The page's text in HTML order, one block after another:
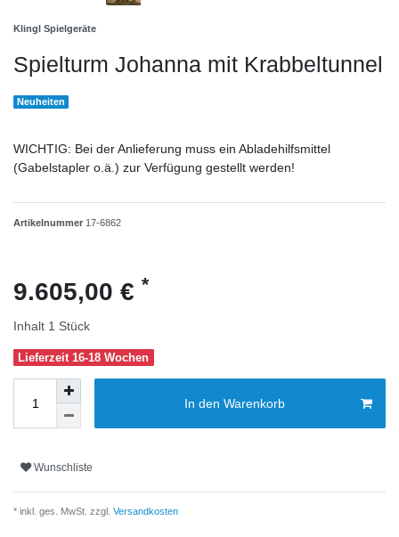
Klingl Spielgeräte
Spielturm Johanna mit Krabbeltunnel
Neuheiten
WICHTIG: Bei der Anlieferung muss ein Abladehilfsmittel
(Gabelstapler o.ä.) zur Verfügung gestellt werden!
Artikelnummer 17-6862
9.605,00 € *
Inhalt 1 Stück
Lieferzeit 16-18 Wochen
In den Warenkorb
Wunschliste
* inkl. ges. MwSt. zzgl. Versandkosten